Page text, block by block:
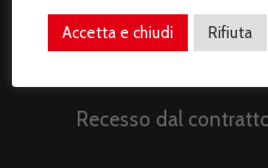
Termini e condizioni
Recesso dal
Accetta e chiudi Rifiuta